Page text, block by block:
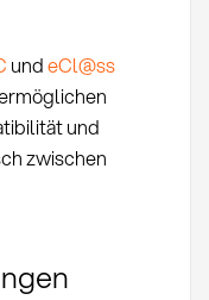
undeCl@ss
und
zwischen